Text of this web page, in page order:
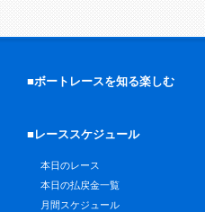
■ボートレースを知る楽しむ
■レーススケジュール
本日のレース
本日の払戻金一覧
月間スケジュール